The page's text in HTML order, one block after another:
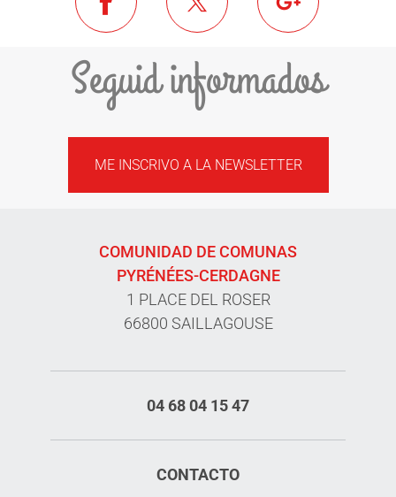
Seguid informados
ME INSCRIVO A LA NEWSLETTER
COMUNIDAD DE COMUNAS
PYRÉNÉES-CERDAGNE
1 PLACE DEL ROSER
66800 SAILLAGOUSE
04 68 04 15 47
CONTACTO